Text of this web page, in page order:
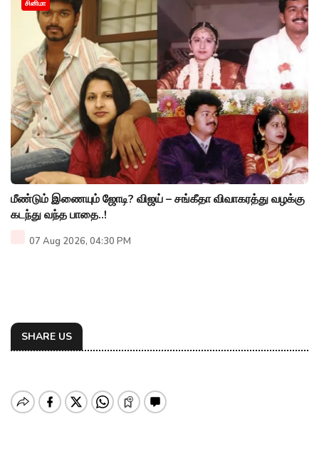
சினிமா
மீண்டும் இணையும் ஜோடி? விஜய் – சங்கீதா விவாகரத்து வழக்கு
கடந்து வந்த பாதை..!
07 Aug 2026, 04:30 PM
SHARE US